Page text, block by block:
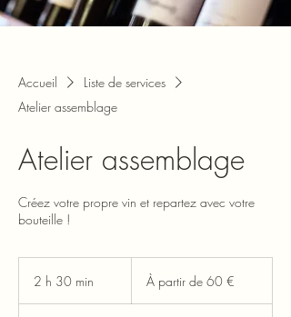
Accueil
Liste de services
Atelier assemblage
Atelier assemblage
Créez votre propre vin et repartez avec votre
bouteille !
2 h 30 min
partir
euros
À partir de 60 €